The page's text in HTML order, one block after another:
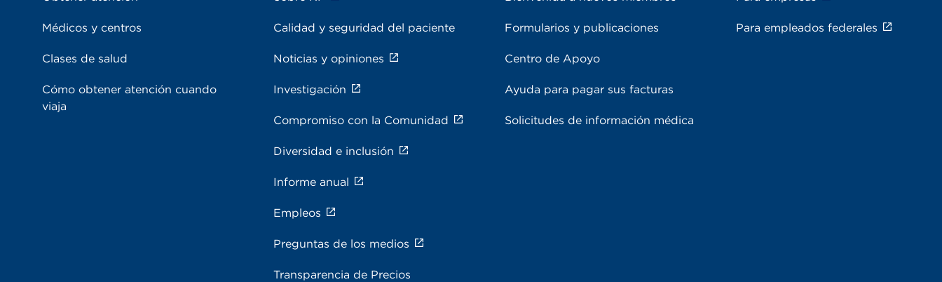
Médicos y centros
Clases de salud
Cómo obtener atención cuando
viaja
Calidad y seguridad del paciente
Noticias y opiniones
Investigación
Compromiso con la Comunidad
Diversidad e inclusión
Informe anual
Empleos
Preguntas de los medios
Transparencia de Precios
Formularios y publicaciones
Centro de Apoyo
Ayuda para pagar sus facturas
Solicitudes de información médica
Para empleados federales